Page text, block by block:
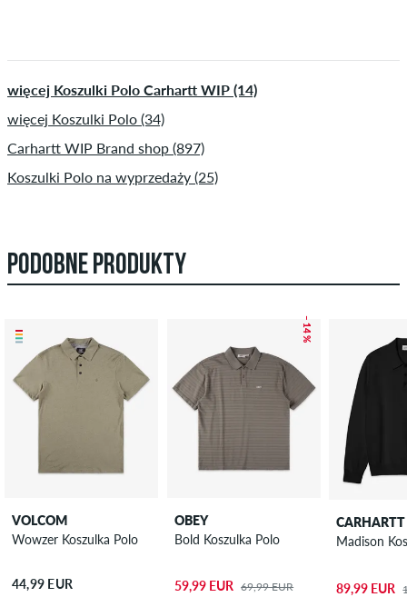
więcej Koszulki Polo Carhartt WIP (14)
więcej Koszulki Polo (34)
Carhartt WIP Brand shop (897)
Koszulki Polo na wyprzedaży (25)
PODOBNE PRODUKTY
VOLCOM
Wowzer Koszulka Polo
44,99 EUR
– 14 %
OBEY
Bold Koszulka Polo
59,99 EUR 69,99 EUR
Madison
89,99 EUR